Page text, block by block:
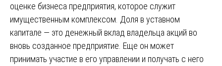
оценке бизнеса предприятия, которое служит
имущественным комплексом. Доля в уставном
капитале ― это денежный вклад владельца акций во
вновь созданное предприятие. Еще он может
принимать участие в его управлении и получать с него